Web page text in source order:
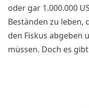
oder gar 1.000.000
Beständen zu
den Fiskus abgeben
müssen. Doch es